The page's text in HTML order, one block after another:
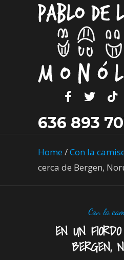
636 893
Home/Con la
cerca de Bergen,
Con la
EN UN
BERGEN,